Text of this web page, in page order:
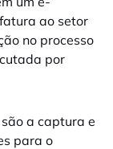
ao setor
no processo
por
a captura e
para o